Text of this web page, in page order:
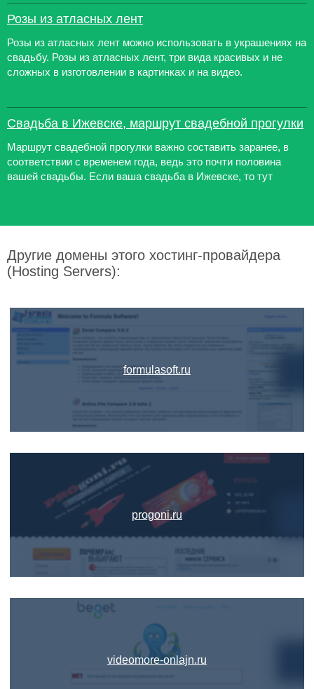
Розы из атласных лент
Розы из атласных лент можно использовать в украшениях на
свадьбу. Розы из атласных лент, три вида красивых и не
сложных в изготовлении в картинках и на видео.
Свадьба в Ижевске, маршрут свадебной прогулки
Маршрут свадебной прогулки важно составить заранее, в
соответствии с временем года, ведь это почти половина
вашей свадьбы. Если ваша свадьба в Ижевске, то тут
Другие домены этого хостинг-провайдера
(Hosting Servers):
formulasoft.ru
progoni.ru
videomore-onlajn.ru